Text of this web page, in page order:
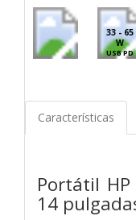
33 - 65
W
USB PD
Características
Portátil
14